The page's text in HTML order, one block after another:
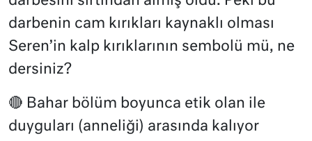
darbenin cam kırıkları kaynaklı olması
Seren’in kalp kırıklarının sembolü mü, ne
dersiniz?
🔴 Bahar bölüm boyunca etik olan ile
duyguları (anneliği) arasında kalıyor